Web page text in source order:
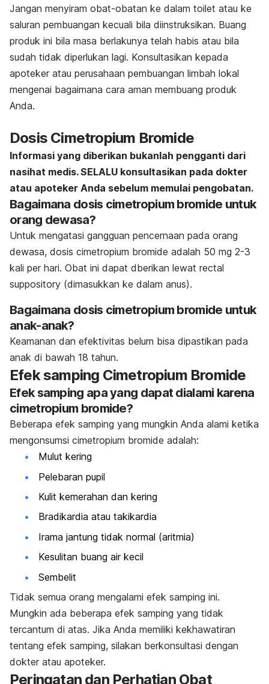
Jangan menyiram obat-obatan ke dalam toilet atau ke
saluran pembuangan kecuali bila diinstruksikan. Buang
produk ini bila masa berlakunya telah habis atau bila
sudah tidak diperlukan lagi. Konsultasikan kepada
apoteker atau perusahaan pembuangan limbah lokal
mengenai bagaimana cara aman membuang produk
Anda.
Dosis Cimetropium Bromide
Informasi yang diberikan bukanlah pengganti dari
nasihat medis. SELALU konsultasikan pada dokter
atau apoteker Anda sebelum memulai pengobatan.
Bagaimana dosis cimetropium bromide untuk
orang dewasa?
Untuk mengatasi gangguan pencernaan pada orang
dewasa, dosis cimetropium bromide adalah 50 mg 2-3
kali per hari. Obat ini dapat dberikan lewat rectal
suppository (dimasukkan ke dalam anus).
Bagaimana dosis cimetropium bromide untuk
anak-anak?
Keamanan dan efektivitas belum bisa dipastikan pada
anak di bawah 18 tahun.
Efek samping Cimetropium Bromide
Efek samping apa yang dapat dialami karena
cimetropium bromide?
Beberapa efek samping yang mungkin Anda alami ketika
mengonsumsi cimetropium bromide adalah:
Mulut kering
Pelebaran pupil
Kulit kemerahan dan kering
Bradikardia atau takikardia
Irama jantung tidak normal (aritmia)
Kesulitan buang air kecil
Sembelit
Tidak semua orang mengalami efek samping ini.
Mungkin ada beberapa efek samping yang tidak
tercantum di atas. Jika Anda memiliki kekhawatiran
tentang efek samping, silakan berkonsultasi dengan
dokter atau apoteker.
Peringatan dan Perhatian Obat